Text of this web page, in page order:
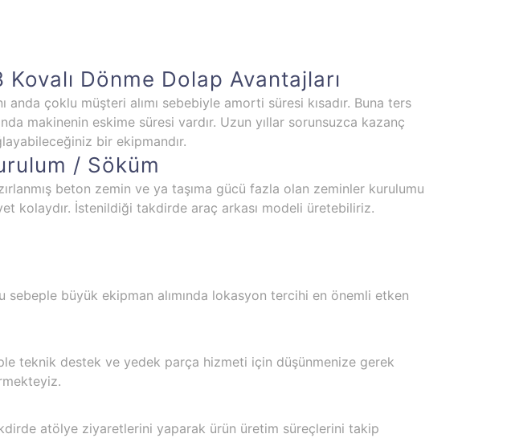
Kovalı Dönme Dolap Avantajları
anda çoklu müşteri alımı sebebiyle amorti süresi kısadır. Buna ters
makinenin eskime süresi vardır. Uzun yıllar sorunsuzca kazanç
bir ekipmandır.
/ Söküm
beton zemin ve ya taşıma gücü fazla olan zeminler kurulumu
kolaydır. İstenildiği takdirde araç arkası modeli üretebiliriz.
sebeple büyük ekipman alımında lokasyon tercihi en önemli etken
teknik destek ve yedek parça hizmeti için düşünmenize gerek
atölye ziyaretlerini yaparak ürün üretim süreçlerini takip